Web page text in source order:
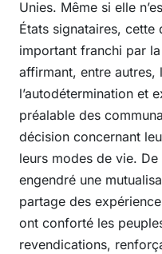
Unies. Même si elle
États signataires, cette
important franchi par
affirmant, entre autres,
l’autodétermination et
préalable des
décision concernant
leurs modes de vie.
engendré une
partage des
ont conforté les
revendications,